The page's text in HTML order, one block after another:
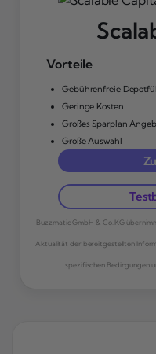
Vorteile
Gebührenfreie
Geringe Kosten
Großes Sparplan
Große Auswahl
Buzzmatic GmbH & Co. KG
Aktualität der bereitgestellten
spezifischen Bedingungen